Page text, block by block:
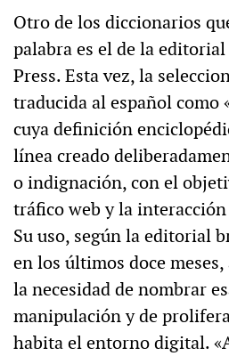
Otro de los diccionarios
palabra es el de la
Press. Esta vez, la
traducida al español como
cuya definición
línea creado
o indignación, con el
tráfico web y la interacción
Su uso, según la editorial
en los últimos doce
la necesidad de nombrar
manipulación y de
habita el entorno digital.